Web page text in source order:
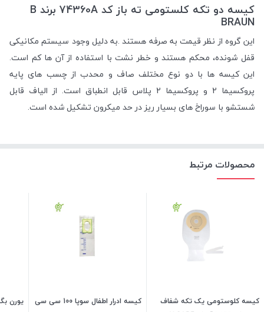
کیسه دو تکه کلستومی ته باز کد 74360A برند B
BRAUN
این گروه از نظر قیمت به صرفه هستند .به دلیل وجود سیستم مکانیکی
قفل شونده، محکم هستند و خطر نشت با استفاده از آن ها کم است.
این کیسه ها با دو نوع مختلف صاف و محدب از چسب های پایه
پروکسیما 2 و پروکسیما 2 پلاس قابل انطباق است. از الیاف قابل
شستشو با سوراخ های بسیار ریز در حد میکرون تشکیل شده است.
محصولات مرتبط
کیسه کلوستومی یک تکه شفاف
کیسه ادرار اطفال سوپا 100 سی سی